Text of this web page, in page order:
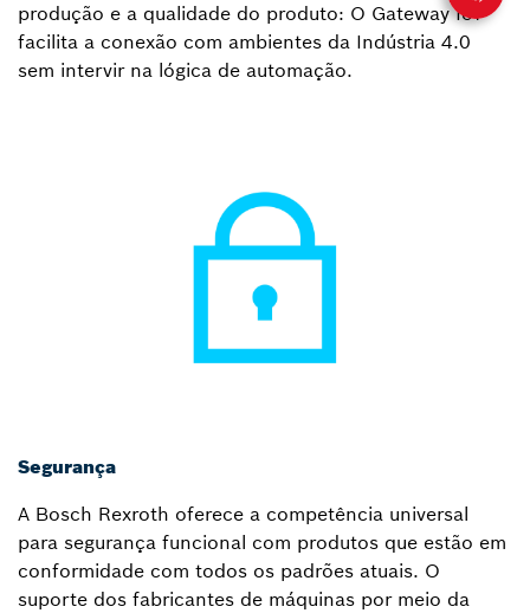
produção e a qualidade do produto: O Gateway IoT
facilita a conexão com ambientes da Indústria 4.0
sem intervir na lógica de automação.
Segurança
A Bosch Rexroth oferece a competência universal
para segurança funcional com produtos que estão em
conformidade com todos os padrões atuais. O
suporte dos fabricantes de máquinas por meio da